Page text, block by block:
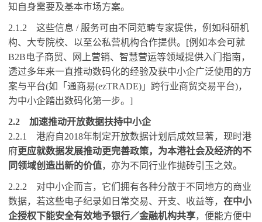
知自身需要及基本巿场方案。
2.1.2 这些信息 / 服务可由不同范畴专家提供，例如科研机
构、大专院校、以至公私营机构合作提供。 [例如本会可就
B2B电子商贸、网上营销、智慧营运等领域提供入门指南，
透过多年来一直推动数码化的经验及获中小企广泛使用的方
案与平台(如「通商易(ezTRADE) 」跨行业商贸交易平台)，
为中小企踏出数码化第一步。 ]
2.2 加速推动开放数据扶持中小企
2.2.1 港府自2018年制定开放数据计划后成效显著，现时港
府更应就数据发展推动更完善政策，为本港社会及经济的不
同领域创造出新的价值，亦为不同行业作抛砖引玉之效。
2.2.2 对中小企而言，它们拥有各种分散于不同地方的商业
数据，若这些电子纪录如日常交易、开支、收益等， 在中小
企授权下能安全有效地予银行／金融机构共享，便能方便中